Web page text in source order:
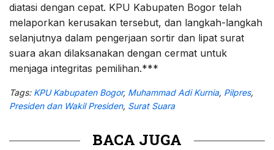
diatasi dengan cepat. KPU Kabupaten Bogor telah
melaporkan kerusakan tersebut, dan langkah-langkah
selanjutnya dalam pengerjaan sortir dan lipat surat
suara akan dilaksanakan dengan cermat untuk
menjaga integritas pemilihan.***
Tags: KPU Kabupaten Bogor, Muhammad Adi Kurnia, Pilpres,
Presiden dan Wakil Presiden, Surat Suara
BACA JUGA